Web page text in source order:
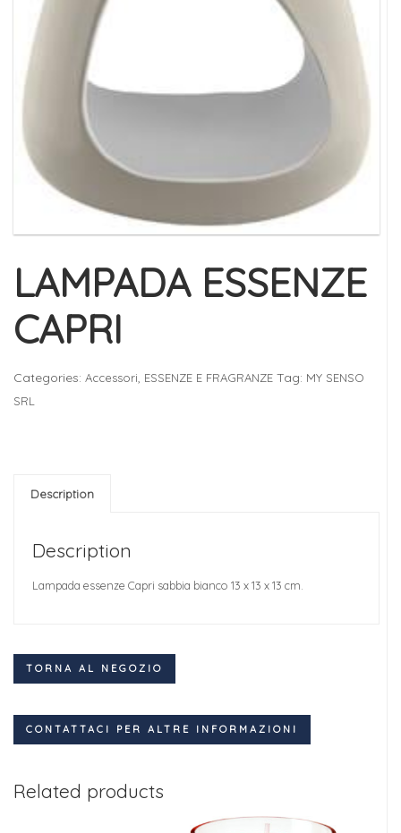
LAMPADA ESSENZE
CAPRI
Categories: Accessori ESSENZE E FRAGRANZE Tag: MY SENSO
SRL
Description
Description
Lampada essenze Capri sabbia bianco 13 x 13 x 13 cm.
TORNA AL NEGOZIO
CONTATTACI PER ALTRE INFORMAZIONI
Related products